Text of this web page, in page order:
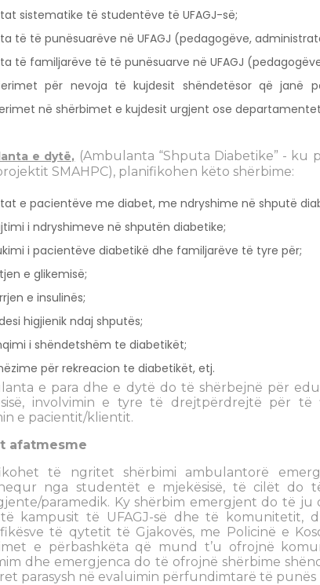
sistematike të studentëve të UFAGJ-së;
të të punësuarëve në UFAGJ (pedagogëve,
të familjarëve të të punësuarve në UFAGJ
për nevoja të kujdesit shëndetësor që janë
në shërbimet e kujdesit urgjent ose
e dytë, (Ambulanta “Shputa Diabetike” -
SMAHPC), planifikohen këto shërbime:
e pacientëve me diabet, me ndryshime në shputë
i ndryshimeve në shputën diabetike;
i pacientëve diabetikë dhe familjarëve të tyre për;
e glikemisë;
e insulinës;
higjienik ndaj shputës;
i shëndetshëm te diabetikët;
për rekreacion te diabetikët, etj.
e para dhe e dytë do të shërbejnë për
involvimin e tyre të drejtpërdrejtë për
e pacientit/klientit.
afatmesme
të ngritet shërbimi ambulantorë
nga studentët e mjekësisë, të cilët do
paramedik. Ky shërbim emergjent do të ju
kampusit të UFAGJ-së dhe të komunitetit,
të qytetit të Gjakovës, me Policinë e
e përbashkëta që mund t’u ofrojnë
dhe emergjenca do të ofrojnë shërbime
parasysh në evaluimin përfundimtarë të punës